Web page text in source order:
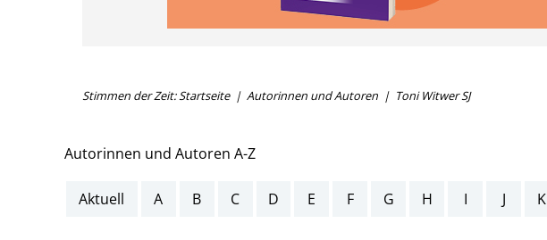
Stimmen der Zeit: Startseite Autorinnen und Autoren Toni Witwer SJ
Autorinnen und Autoren A-Z
Aktuell A B C D E F G H I J K